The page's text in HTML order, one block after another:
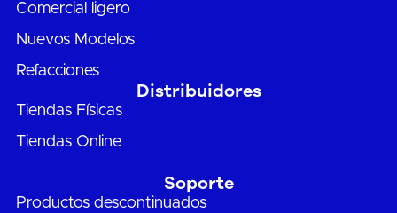
Comercial ligero
Nuevos Modelos
Refacciones
Distribuidores
Tiendas Físicas
Tiendas Online
Soporte
Productos descontinuados